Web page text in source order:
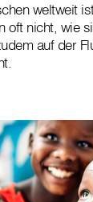
weltweit
oft nicht, wie
auf der